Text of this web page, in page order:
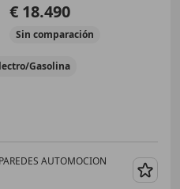
€ 18.490
Sin comparación
Gasolina
AUTOMOCION